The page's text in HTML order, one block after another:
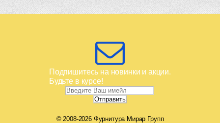
Подпишитесь на новинки и акции.
Будьте в курсе!
© 2008-2026 Фурнитура Мирар Групп